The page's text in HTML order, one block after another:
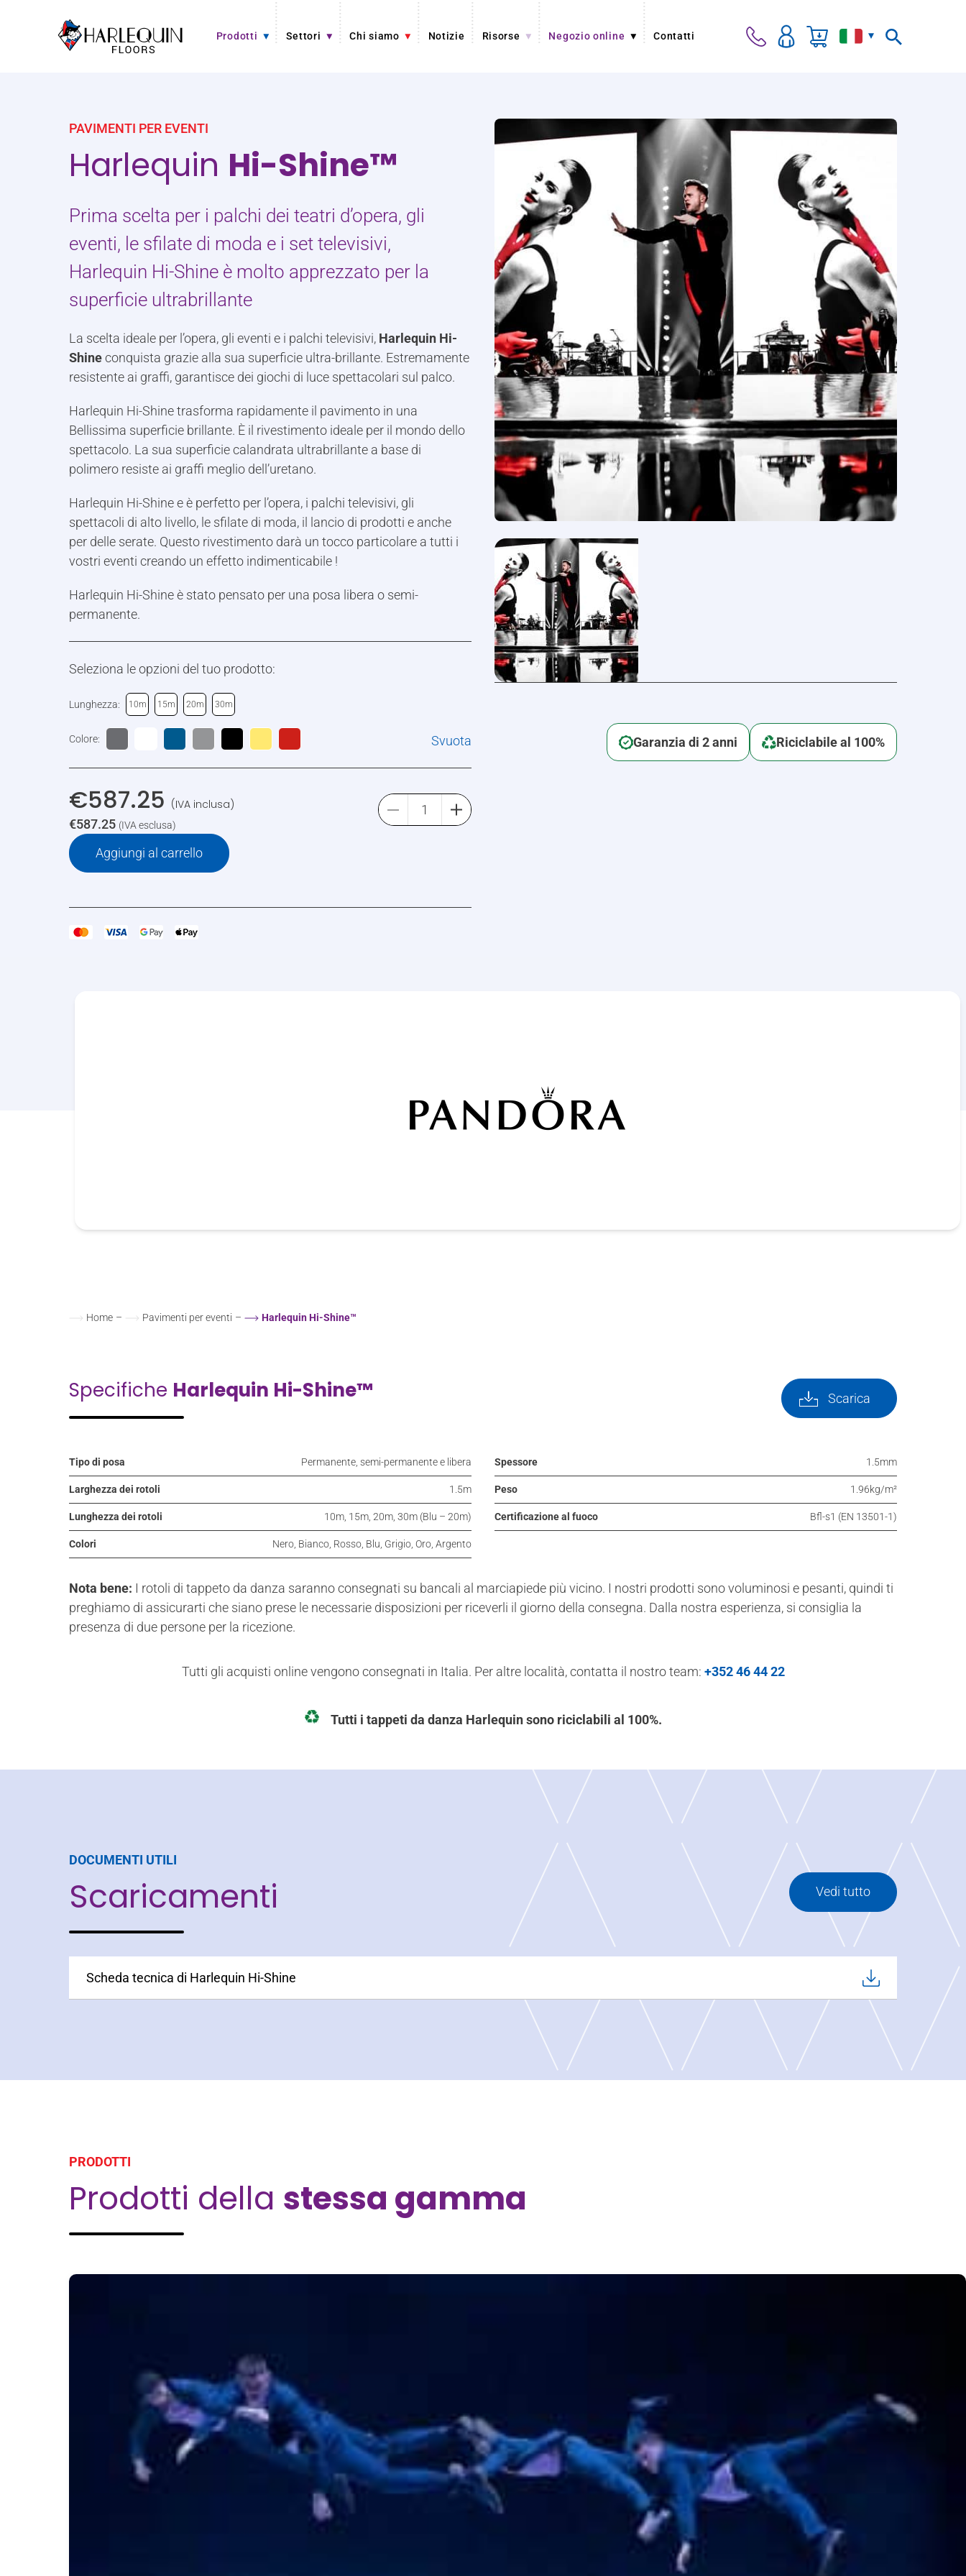
Prodotti Settori Chi siamo Notizie Risorse Negozio online Contatti
PAVIMENTI PER EVENTI
Harlequin Hi-Shine™
Prima scelta per i palchi dei teatri d’opera, gli
eventi, le sfilate di moda e i set televisivi,
Harlequin Hi-Shine è molto apprezzato per la
superficie ultrabrillante
La scelta ideale per l’opera, gli eventi e i palchi televisivi, Harlequin Hi-
Shineconquista grazie alla sua superficie ultra-brillante. Estremamente
resistente ai graffi, garantisce dei giochi di luce spettacolari sul palco.
Harlequin Hi-Shine trasforma rapidamente il pavimento in una
Bellissima superficie brillante. È il rivestimento ideale per il mondo dello
spettacolo. La sua superficie calandrata ultrabrillante a base di
polimero resiste ai graffi meglio dell’uretano.
Harlequin Hi-Shine e è perfetto per l’opera, i palchi televisivi, gli
spettacoli di alto livello, le sfilate di moda, il lancio di prodotti e anche
per delle serate. Questo rivestimento darà un tocco particolare a tutti i
vostri eventi creando un effetto indimenticabile !
Harlequin Hi-Shine è stato pensato per una posa libera o semi-
permanente.
Seleziona le opzioni del tuo prodotto:
Lunghezza: 10m 15m 20m 30m
Colore: Svuota
€587.25 (IVA inclusa)
€587.25 (IVA esclusa)
Aggiungi al carrello
Garanzia di 2 anni Riciclabile al 100%
Home – Pavimenti per eventi – Harlequin Hi-Shine™
Specifiche Harlequin Hi-Shine™ Scarica
Tipo di posa Permanente, semi-permanente e libera
Larghezza dei rotoli 1.5m
Lunghezza dei rotoli 10m, 15m, 20m, 30m (Blu – 20m)
Colori Nero, Bianco, Rosso, Blu, Grigio, Oro, Argento
Spessore 1.5mm
Peso 1.96kg/m²
Certificazione al fuoco Bfl-s1 (EN 13501-1)
Nota bene: I rotoli di tappeto da danza saranno consegnati su bancali al marciapiede più vicino. I nostri prodotti sono voluminosi e pesanti, quindi ti
preghiamo di assicurarti che siano prese le necessarie disposizioni per riceverli il giorno della consegna. Dalla nostra esperienza, si consiglia la
presenza di due persone per la ricezione.
Tutti gli acquisti online vengono consegnati in Italia. Per altre località, contatta il nostro team: +352 46 44 22
Tutti i tappeti da danza Harlequin sono riciclabili al 100%.
DOCUMENTI UTILI
Scaricamenti Vedi tutto
Scheda tecnica di Harlequin Hi-Shine
PRODOTTI
Prodotti della stessa gamma